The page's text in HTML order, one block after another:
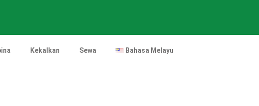
Kekalkan Sewa Bahasa Melayu